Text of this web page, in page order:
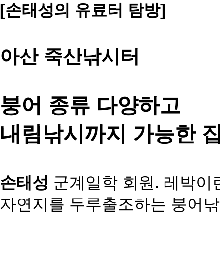
[손태성의 유료터 탐방]
아산 죽산낚시터
붕어 종류 다양하고
내림낚시까지 가능한
손태성 군계일학 회원. 레박이
자연지를 두루출조하는 붕어